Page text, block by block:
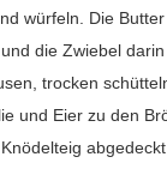
würfeln. Die
die Zwiebel
trocken
und Eier zu den